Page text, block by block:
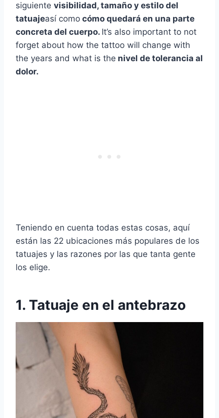
siguiente visibilidad, tamaño y estilo del
tatuajeasí como cómo quedará en una parte
concreta del cuerpo. It’s also important to not
forget about how the tattoo will change with
the years and what is the nivel de tolerancia al
dolor.
Teniendo en cuenta todas estas cosas, aquí
están las 22 ubicaciones más populares de los
tatuajes y las razones por las que tanta gente
los elige.
1. Tatuaje en el antebrazo